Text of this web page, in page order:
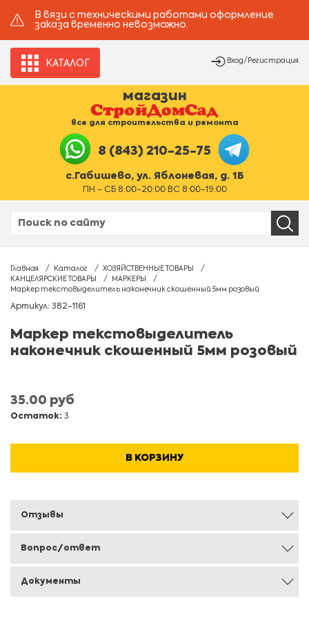
В вязи с техническими работами оформление
заказа временно невозможно.
КАТАЛОГ Вход/Регистрация
магазин
все для строительства и ремонта
8 (843) 210-25-75
с.Габишево, ул. Яблоневая, д. 1Б
ПН - СБ 8:00-20:00 ВС 8:00-19:00
Главная Каталог
ХОЗЯЙСТВЕННЫЕ ТОВАРЫ
КАНЦЕЛЯРСКИЕ ТОВАРЫ
МАРКЕРЫ
Маркер текстовыделитель наконечник скошенный 5мм розовый
Артикул: 382-1161
Маркер текстовыделитель
наконечник скошенный 5мм розовый
35.00 руб
Остаток: 3
В КОРЗИНУ
Отзывы
Вопрос/ответ
Документы